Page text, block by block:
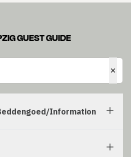
GUEST GUIDE
Information